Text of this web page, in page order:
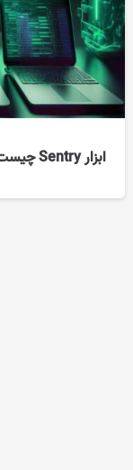
ابزار Sentry چیست؟